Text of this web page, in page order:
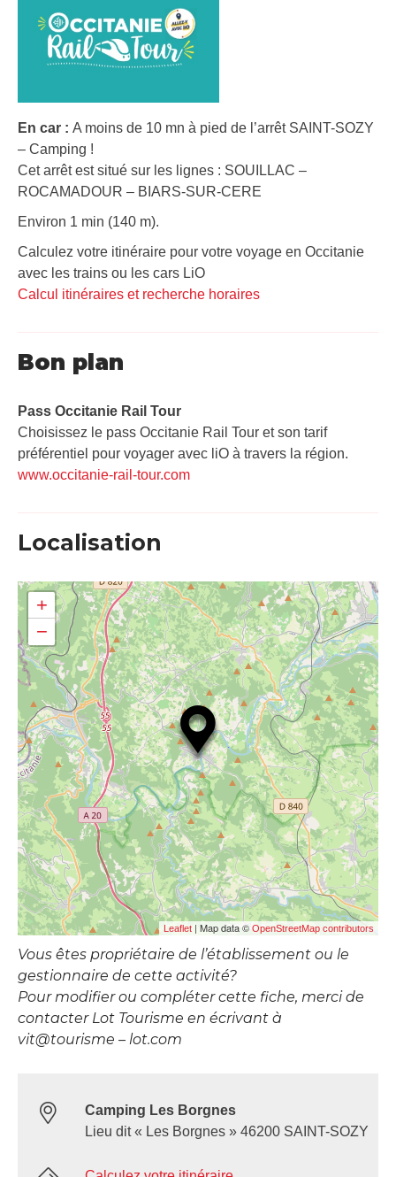
En car : A moins de 10 mn à pied de l’arrêt SAINT-SOZY
– Camping !
Cet arrêt est situé sur les lignes : SOUILLAC –
ROCAMADOUR – BIARS-SUR-CERE
Environ 1 min (140 m).
Calculez votre itinéraire pour votre voyage en Occitanie
avec les trains ou les cars LiO
Calcul itinéraires et recherche horaires
Bon plan
Pass Occitanie Rail Tour​
Choisissez le pass Occitanie Rail Tour et son tarif
préférentiel pour voyager avec liO à travers la région.
www.occitanie-rail-tour.com
Localisation
+
−
Leaflet | Map data © OpenStreetMap contributors
Vous êtes propriétaire de l’établissement ou le
gestionnaire de cette activité?
Pour modifier ou compléter cette fiche, merci de
contacter Lot Tourisme en écrivant à
vit@tourisme – lot.com
Camping Les Borgnes
Lieu dit « Les Borgnes » 46200 SAINT-SOZY